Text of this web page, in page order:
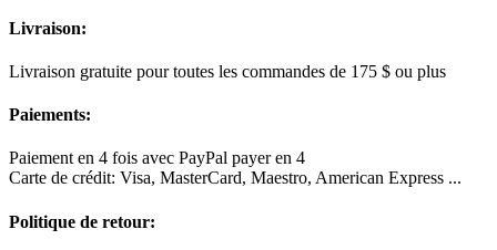
Livraison:
Livraison gratuite pour toutes les commandes de 175 $ ou plus
Paiements:
Paiement en 4 fois avec PayPal payer en 4
Carte de crédit: Visa, MasterCard, Maestro, American Express ...
Politique de retour: